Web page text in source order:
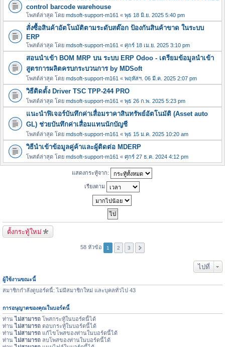
control barcode warehouse
โพสต์ล่าสุด โดย mdsoft-support-m161 « พุธ 18 มิ.ย. 2025 5:40 pm
สั่งซื้อสินค้าอัตโนมัติตามระดับสต๊อก ป้องกันสินค้าขาด ในระบบ
ERP
โพสต์ล่าสุด โดย mdsoft-support-m161 « ศุกร์ 18 เม.ย. 2025 3:10 pm
สอนนำเข้า BOM MRP บน ระบบ ERP Odoo - เตรียมข้อมูลนำเข้า
สูตรการผลิตครบกระบวนการ by MDSoft
โพสต์ล่าสุด โดย mdsoft-support-m161 « พฤหัสฯ. 06 มี.ค. 2025 2:07 pm
วิธีติดตั้ง Driver TSC TPP-244 PRO
โพสต์ล่าสุด โดย mdsoft-support-m161 « พุธ 26 ก.พ. 2025 5:23 pm
แนะนำฟิเจอร์บันทึกค่าเสื่อมราคาสินทรัพย์อัตโนมัติ (Asset auto
GL) ช่วยบันทึกค่าเสื่อมแทนนักบัญชี
โพสต์ล่าสุด โดย mdsoft-support-m161 « พุธ 15 ม.ค. 2025 10:20 am
วิธีนำเข้าข้อมูลคู่ค้าและผู้ติดต่อ MDERP
โพสต์ล่าสุด โดย mdsoft-support-m161 « ศุกร์ 27 ธ.ค. 2024 4:12 pm
แสดงกระทู้จาก:
เรียงตาม
ตั้งกระทู้ใหม่
58 หัวข้อ 1 2 3
ไปที่
ผู้ใช้งานขณะนี้
สมาชิกกำลังดูบอร์ดนี้: ไม่มีสมาชิกใหม่ และบุคลทั่วไป 43
การอนุญาตของคุณในบอร์ดนี้
ท่านไม่สามารถ โพสกระทู้ในบอร์ดนี้ได้
ท่านไม่สามารถ ตอบกระทู้ในบอร์ดนี้ได้
ท่านไม่สามารถ แก้ไขโพสของท่านในบอร์ดนี้ได้
ท่านไม่สามารถ ลบโพสของท่านในบอร์ดนี้ได้